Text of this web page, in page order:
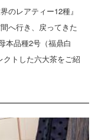
のレアティー12種』
へ行き、戻ってきた
本品種2号（福鼎白
トした六大茶をご紹